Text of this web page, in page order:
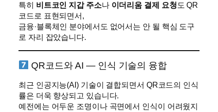
특히 비트코인 지갑 주소나 이더리움 결제 요청 도 QR
코드로 표현되면서,
금융·블록체인 분야에서도 없어서는 안 될 핵심 도구
로 자리 잡았습니다.
QR코드와 AI — 인식 기술의 융합
최근 인공지능(AI) 기술이 결합되면서 QR코드의 인식
률은 더욱 향상되고 있습니다.
예전에는 어두운 조명이나 곡면에서 인식이 어려웠지